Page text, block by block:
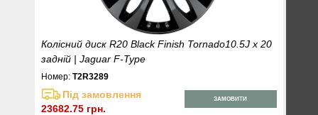
Колісний диск R20 Black Finish Tornado10.5J x 20
задній | Jaguar F-Type
Номер:T2R3289
Під замовлення
23682.75 грн.
ЗАМОВИТИ